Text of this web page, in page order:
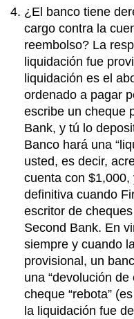
¿El banco tiene
cargo contra la
reembolso? La
liquidación fue
liquidación es el
ordenado a pagar
escribe un cheque
Bank, y tú lo
Banco hará una
usted, es decir,
cuenta con
definitiva cuando
escritor de
Second Bank. En
siempre y cuando
provisional, un
una “devolución
cheque “rebota”
la liquidación fue